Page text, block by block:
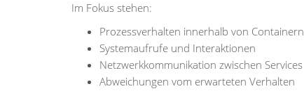
Im Fokus stehen:
Prozessverhalten innerhalb von Containern
Systemaufrufe und Interaktionen
Netzwerkkommunikation zwischen Services
Abweichungen vom erwarteten Verhalten